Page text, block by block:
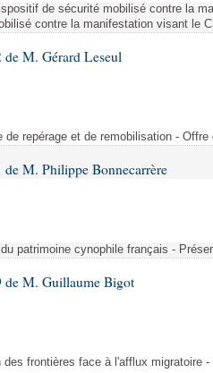
de sécurité mobilisé contre la
contre la manifestation visant le
de M. Gérard Leseul
repérage et de remobilisation -
de M. Philippe Bonnecarrère
patrimoine cynophile français -
de M. Guillaume Bigot
des frontières face à l'afflux migratoire